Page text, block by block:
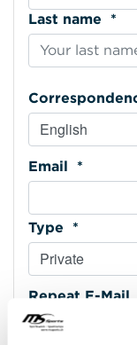
Last name *
Email *
Type *